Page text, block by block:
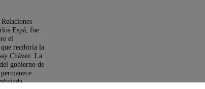
| Espá, fue
el
recibiría la
Chávez. La
gobierno de